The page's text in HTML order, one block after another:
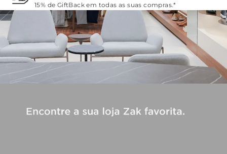
15% de GiftBack em todas as suas compras.*